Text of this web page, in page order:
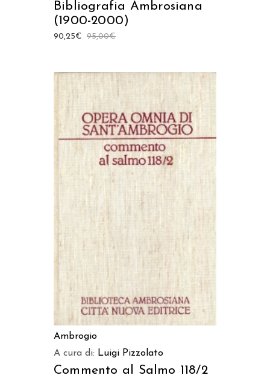
Bibliografia Ambrosiana
(1900-2000)
95,00€
90,25€
Ambrogio
A cura di: Luigi Pizzolato
Commento al Salmo 118/2